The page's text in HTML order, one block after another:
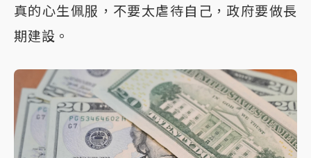
真的心生佩服，不要太虐待自己，政府要做長
期建設。